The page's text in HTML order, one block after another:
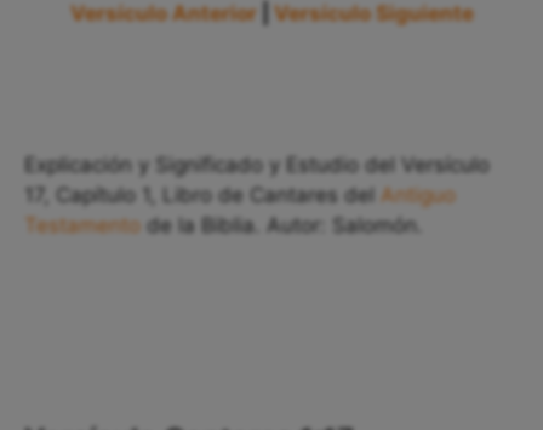
Versículo Anterior Versículo Siguiente
Explicación y Significado y Estudio del Versículo
17, Capítulo 1, Libro de Cantares del Antiguo
Testamento de la Biblia. Autor: Salomón.